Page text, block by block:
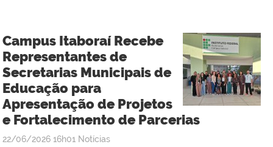
Reitoria
Campus Itaboraí Recebe
Representantes de
Secretarias Municipais de
Educação para
Apresentação de Projetos
e Fortalecimento de Parcerias
por
publicado
22/06/2026 16h01 Notícias